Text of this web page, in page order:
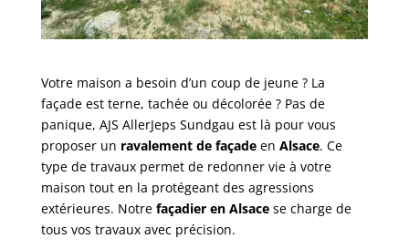
Votre maison a besoin d’un coup de jeune ? La
façade est terne, tachée ou décolorée ? Pas de
panique, AJS AllerJeps Sundgau est là pour vous
proposer un ravalement de façadeen Alsace. Ce
type de travaux permet de redonner vie à votre
maison tout en la protégeant des agressions
extérieures. Notre façadier en Alsacese charge de
tous vos travaux avec précision.